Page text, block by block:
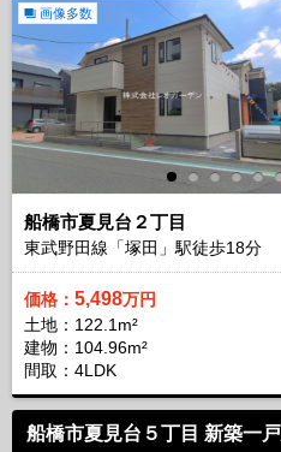
画像多数
船橋市夏見台２丁目
東武野田線「塚田」駅徒歩18分
価格： 5,498万円
土地：122.1m²
建物：104.96m²
間取：4LDK
船橋市夏見台５丁目 新築一